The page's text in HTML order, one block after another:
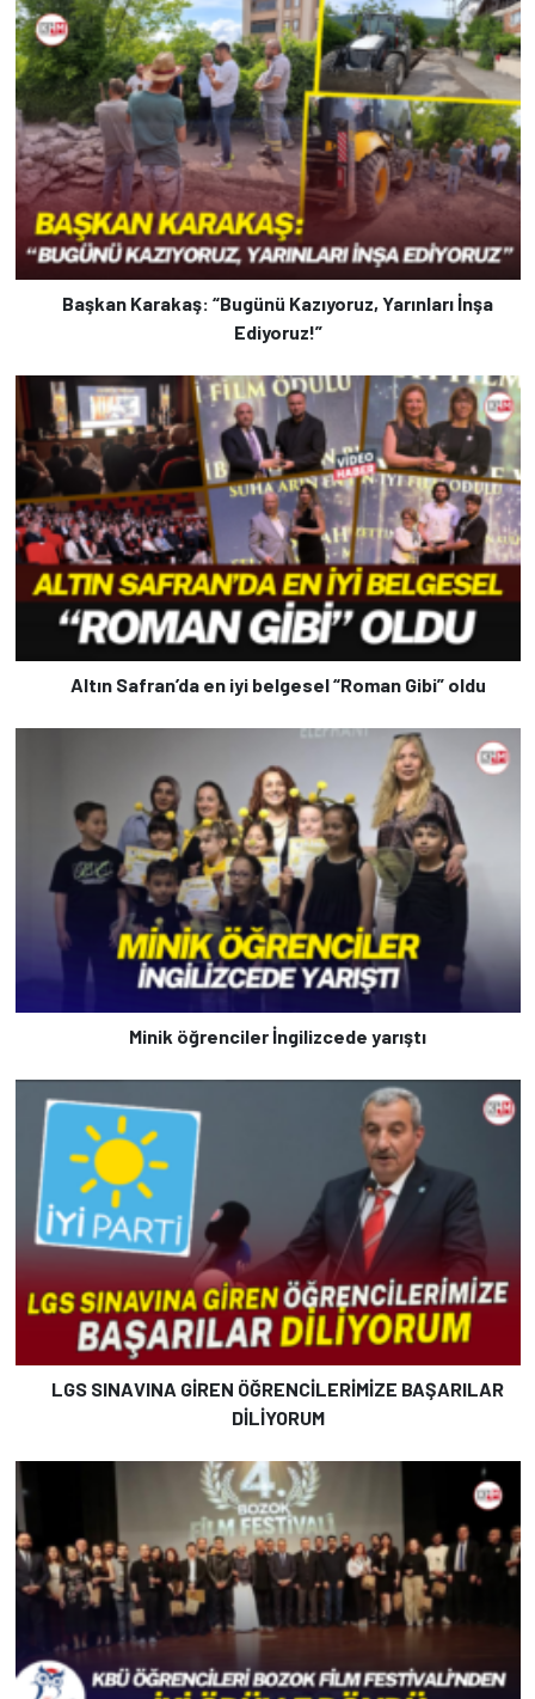
Başkan Karakaş: “Bugünü Kazıyoruz, Yarınları İnşa
Ediyoruz!”
Altın Safran’da en iyi belgesel “Roman Gibi” oldu
Minik öğrenciler İngilizcede yarıştı
LGS SINAVINA GİREN ÖĞRENCİLERİMİZE BAŞARILAR
DİLİYORUM